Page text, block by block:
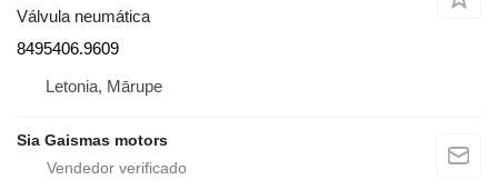
Válvula neumática
8495406.9609
Letonia, Mārupe
Sia Gaismas motors